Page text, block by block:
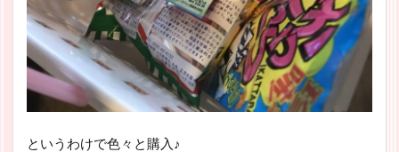
というわけで色々と購入♪